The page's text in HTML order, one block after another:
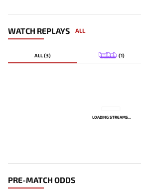
WATCH REPLAYS ALL
ALL (3) (1)
LOADING STREAMS...
PRE-MATCH ODDS